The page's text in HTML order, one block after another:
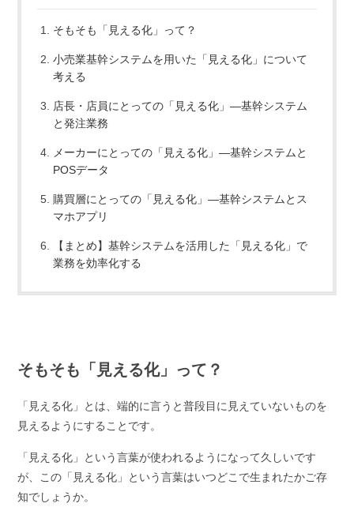
そもそも「見える化」って？
小売業基幹システムを用いた「見える化」について
考える
店長・店員にとっての「見える化」―基幹システム
と発注業務
メーカーにとっての「見える化」―基幹システムと
POSデータ
購買層にとっての「見える化」―基幹システムとス
マホアプリ
【まとめ】基幹システムを活用した「見える化」で
業務を効率化する
そもそも「見える化」って？
「見える化」とは、端的に言うと普段目に見えていないものを
見えるようにすることです。
「見える化」という言葉が使われるようになって久しいです
が、この「見える化」という言葉はいつどこで生まれたかご存
知でしょうか。